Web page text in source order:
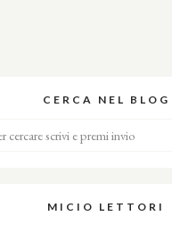
CERCA NEL BLOG
MICIO LETTORI